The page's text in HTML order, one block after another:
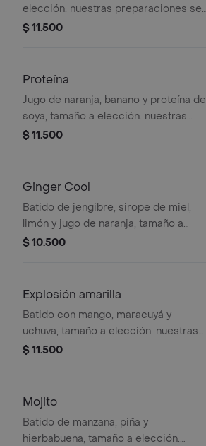
elección. nuestras preparaciones se
encuentran estandarizadas por lo
ingredientes
$ 11.500
Proteína
Jugo de naranja, banano y proteína de
soya, tamaño a elección. nuestras
preparaciones se encuentran
ingredientes
$ 11.500
Ginger Cool
Batido de jengibre, sirope de miel,
limón y jugo de naranja, tamaño a
elección. nuestras preparaciones se
realizar modificaciones en los
ingredientes
$ 10.500
Explosión amarilla
Batido con mango, maracuyá y
uchuva, tamaño a elección. nuestras
preparaciones se encuentran
ingredientes
$ 11.500
Mojito
Batido de manzana, piña y
hierbabuena, tamaño a elección.